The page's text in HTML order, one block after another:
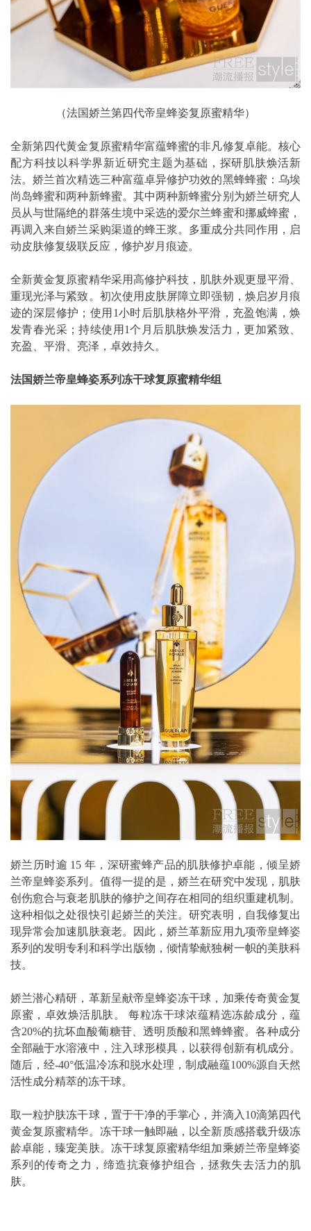
（法国娇兰第四代帝皇蜂姿复原蜜精华）
全新第四代黄金复原蜜精华富蕴蜂蜜的非凡修复卓能。核心
配方科技以科学界新近研究主题为基础，探研肌肤焕活新
法。娇兰首次精选三种富蕴卓异修护功效的黑蜂蜂蜜：乌埃
尚岛蜂蜜和两种新蜂蜜。其中两种新蜂蜜分别为娇兰研究人
员从与世隔绝的群落生境中采选的爱尔兰蜂蜜和挪威蜂蜜，
再调入来自娇兰采购渠道的蜂王浆。多重成分共同作用，启
动皮肤修复级联反应，修护岁月痕迹。
全新黄金复原蜜精华采用高修护科技，肌肤外观更显平滑、
重现光泽与紧致。初次使用皮肤屏障立即强韧，焕启岁月痕
迹的深层修护；使用1小时后肌肤格外平滑，充盈饱满，焕
发青春光采；持续使用1个月后肌肤焕发活力，更加紧致、
充盈、平滑、亮泽，卓效持久。
法国娇兰帝皇蜂姿系列冻干球复原蜜精华组
娇兰历时逾 15 年，深研蜜蜂产品的肌肤修护卓能，倾呈娇
兰帝皇蜂姿系列。值得一提的是，娇兰在研究中发现，肌肤
创伤愈合与衰老肌肤的修护之间存在相同的组织重建机制。
这种相似之处很快引起娇兰的关注。研究表明，自我修复出
现异常会加速肌肤衰老。因此，娇兰革新应用九项帝皇蜂姿
系列的发明专利和科学出版物，倾情挚献独树一帜的美肤科
技。
娇兰潜心精研，革新呈献帝皇蜂姿冻干球，加乘传奇黄金复
原蜜，卓效焕活肌肤。 每粒冻干球浓蕴精选冻龄成分，蕴
含20%的抗坏血酸葡糖苷、透明质酸和黑蜂蜂蜜。各种成分
全部融于水溶液中，注入球形模具，以获得创新有机成分。
随后，经-40°低温冷冻和脱水处理，制成融蕴100%源自天然
活性成分精萃的冻干球。
取一粒护肤冻干球，置于干净的手掌心，并滴入10滴第四代
黄金复原蜜精华。冻干球一触即融，以全新质感搭载升级冻
龄卓能，臻宠美肤。冻干球复原蜜精华组加乘娇兰帝皇蜂姿
系列的传奇之力，缔造抗衰修护组合，拯救失去活力的肌
肤。